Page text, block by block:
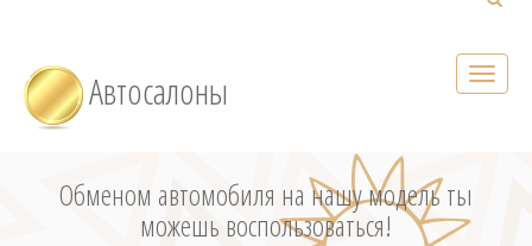
Автосалоны
Обменом автомобиля на нашу модель ты
можешь воспользоваться!